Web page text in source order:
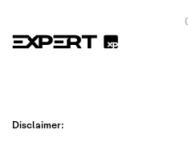
Disclaimer: